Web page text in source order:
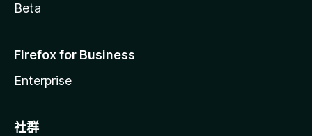
Beta
Firefox for Business
Enterprise
社群